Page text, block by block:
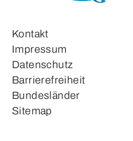
Kontakt
Impressum
Datenschutz
Barrierefreiheit
Bundesländer
Sitemap